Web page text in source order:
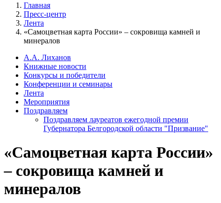
Главная
Пресс-центр
Лента
«Самоцветная карта России» – сокровища камней и
минералов
А.А. Лиханов
Книжные новости
Конкурсы и победители
Конференции и семинары
Лента
Мероприятия
Поздравляем
Поздравляем лауреатов ежегодной премии
Губернатора Белгородской области "Призвание"
«Самоцветная карта России»
– сокровища камней и
минералов